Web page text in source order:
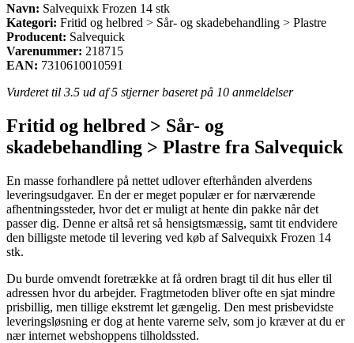
Navn: Salvequixk Frozen 14 stk
Kategori: Fritid og helbred > Sår- og skadebehandling > Plastre
Producent: Salvequick
Varenummer: 218715
EAN: 7310610010591
Vurderet til 3.5 ud af 5 stjerner baseret på 10 anmeldelser
Fritid og helbred > Sår- og
skadebehandling > Plastre fra Salvequick
En masse forhandlere på nettet udlover efterhånden alverdens
leveringsudgaver. En der er meget populær er for nærværende
afhentningssteder, hvor det er muligt at hente din pakke når det
passer dig. Denne er altså ret så hensigtsmæssig, samt tit endvidere
den billigste metode til levering ved køb af Salvequixk Frozen 14
stk.
Du burde omvendt foretrække at få ordren bragt til dit hus eller til
adressen hvor du arbejder. Fragtmetoden bliver ofte en sjat mindre
prisbillig, men tillige ekstremt let gængelig. Den mest prisbevidste
leveringsløsning er dog at hente varerne selv, som jo kræver at du er
nær internet webshoppens tilholdssted.